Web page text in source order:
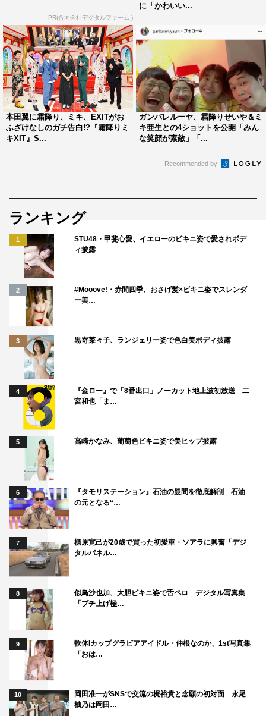
PR(合同会社デジタルファーム )
に「かわいい...
本田翼に霜降り、ミキ、EXITがお
ふざけなしのガチ告白!?『霜降りミ
キXIT』S...
ガンバレルーヤ、霜降りせいや＆ミ
キ亜生との4ショットを公開「みん
な笑顔が素敵」「...
Recommended by
ランキング
1
STU48・甲斐心愛、イエローのビキニ姿で愛されボデ
ィ披露
2
#Mooove!・赤間四季、おさげ髪×ビキニ姿でスレンダ
ー美…
3 黒嵜菜々子、ランジェリー姿で色白美ボディ披露
4
『金ロー』で「8番出口」ノーカット地上波初放送 二
宮和也「ま…
5 高崎かなみ、葡萄色ビキニ姿で美ヒップ披露
6
『タモリステーション』石油の疑問を徹底解剖 石油
の元となる“…
7
槙原寛己が20歳で買った初愛車・ソアラに興奮「デジ
タルパネル…
8
似鳥沙也加、大胆ビキニ姿で舌ペロ デジタル写真集
「ブチ上げ極…
9
軟体Iカップグラビアアイドル・仲根なのか、1st写真集
「おは…
10
岡田准一がSNSで交流の梶裕貴と念願の初対面 永尾
柚乃は岡田…